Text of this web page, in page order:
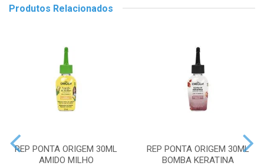
Produtos Relacionados
REP PONTA ORIGEM 30ML
AMIDO MILHO
REP PONTA ORIGEM 30ML
BOMBA KERATINA